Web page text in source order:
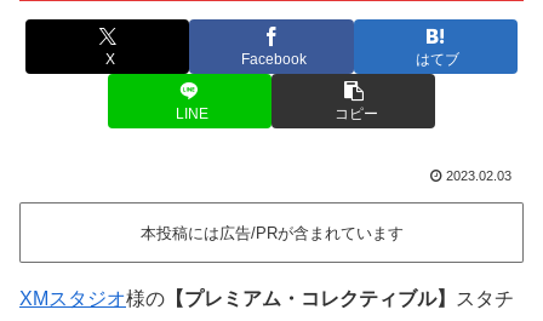
X Facebook はてブ
LINE コピー
2023.02.03
本投稿には広告/PRが含まれています
XMスタジオ様の 【プレミアム・コレクティブル】
スタチ